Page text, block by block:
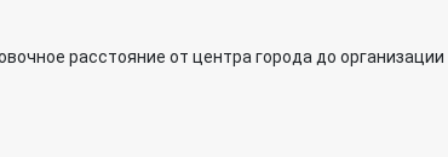
расстояние от центра города до организации